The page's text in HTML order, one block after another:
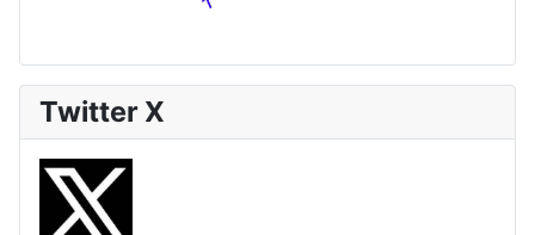
Twitter X